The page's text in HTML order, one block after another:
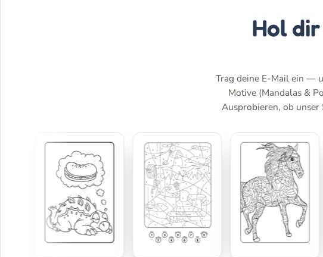
Hol
Trag deine E-Mail ein —
Motive (Mandalas &
Ausprobieren, ob unser